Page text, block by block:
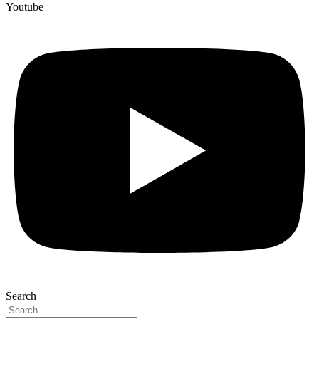
Youtube
Search